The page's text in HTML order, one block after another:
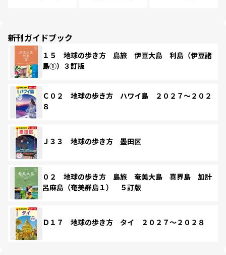
新刊ガイドブック
１５ 地球の歩き方 島旅 伊豆大島 利島（伊豆諸
島①）３訂版
Ｃ０２ 地球の歩き方 ハワイ島 ２０２７～２０２
８
Ｊ３３ 地球の歩き方 墨田区
０２ 地球の歩き方 島旅 奄美大島 喜界島 加計
呂麻島（奄美群島１） ５訂版
Ｄ１７ 地球の歩き方 タイ ２０２７～２０２８